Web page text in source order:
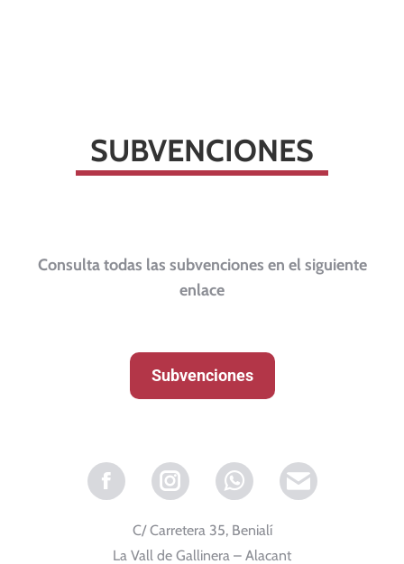
SUBVENCIONES
Consulta todas las subvenciones en el siguiente
enlace
Subvenciones
FacebookInstagramWhatsapp
C/ Carretera 35, Benialí
La Vall de Gallinera – Alacant